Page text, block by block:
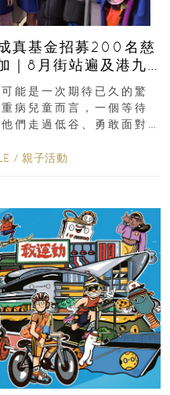
真基金招募200名慈
｜8月街站遍及港九
能是一次期待已久的驚
病兒童而言，一個等待
們走過低谷、勇敢面對
/ 親子活動